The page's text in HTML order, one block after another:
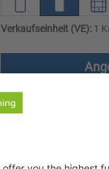
Verkaufseinheit (VE):1